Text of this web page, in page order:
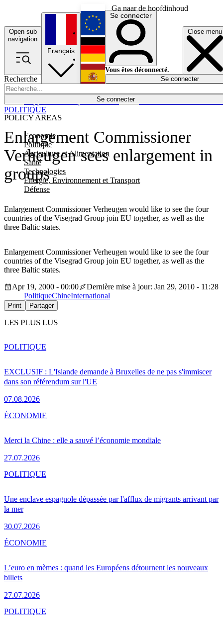
Ga naar de hoofdinhoud
Open sub
navigation
Close menu
Recherche
Se connecter
POLICY AREAS
Economie
Politique
Agriculture et Alimentation
Santé
Technologies
Energie, Environnement et Transport
Défense
Économie
Français
English
Deutsch
Español
Se connecter
Vous êtes déconnecté.
Se connecter
Enlargement Commissioner
Verheugen sees enlargement in
groups
Enlargement Commissioner Verheugen would like to see the four
countries of the Visegrad Group join EU together, as well as the
three Baltic states.
POLITIQUE
Enlargement Commissioner Verheugen would like to see the four
countries of the Visegrad Group join EU together, as well as the
three Baltic states.
Apr 19, 2000 - 00:00
Dernière mise à jour: Jan 29, 2010 - 11:28
PolitiqueChineInternational
Print Partager
LES PLUS LUS
EXCLUSIF : L'Islande demande à Bruxelles de ne pas s'immiscer
dans son référendum sur l'UE
07.08.2026
POLITIQUE
Merci la Chine : elle a sauvé l’économie mondiale
27.07.2026
ÉCONOMIE
Une enclave espagnole dépassée par l'afflux de migrants arrivant par
la mer
30.07.2026
POLITIQUE
L’euro en mèmes : quand les Européens détournent les nouveaux
billets
27.07.2026
ÉCONOMIE
POLITIQUE